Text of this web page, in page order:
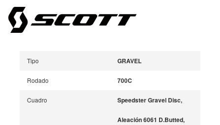
Tipo GRAVEL
Rodado 700C
Cuadro Speedster Gravel Disc,
Aleación 6061 D.Butted,